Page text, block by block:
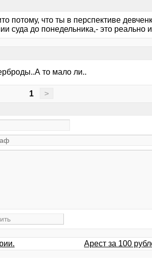
потому, что ты в перспективе
суда до понедельника,- это реально
то мало ли..
1
>
Арест за 100